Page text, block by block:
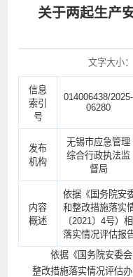
关于两起生产
文字大小
信息
索引
号
014006438/2025-
06280
发布
机构
无锡市应急管理
综合行政执法监
督局
内容
概述
依据《国务院安
和整改措施落实
〔2021〕4号）
落实情况评估报
依据《国务院安委会
整改措施落实情况评估